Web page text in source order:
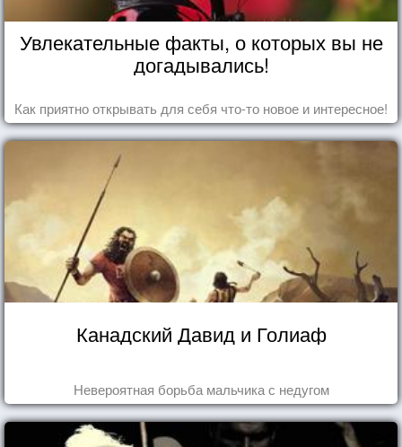
Увлекательные факты, о которых вы не
догадывались!
Как приятно открывать для себя что-то новое и интересное!
Канадский Давид и Голиаф
Невероятная борьба мальчика с недугом